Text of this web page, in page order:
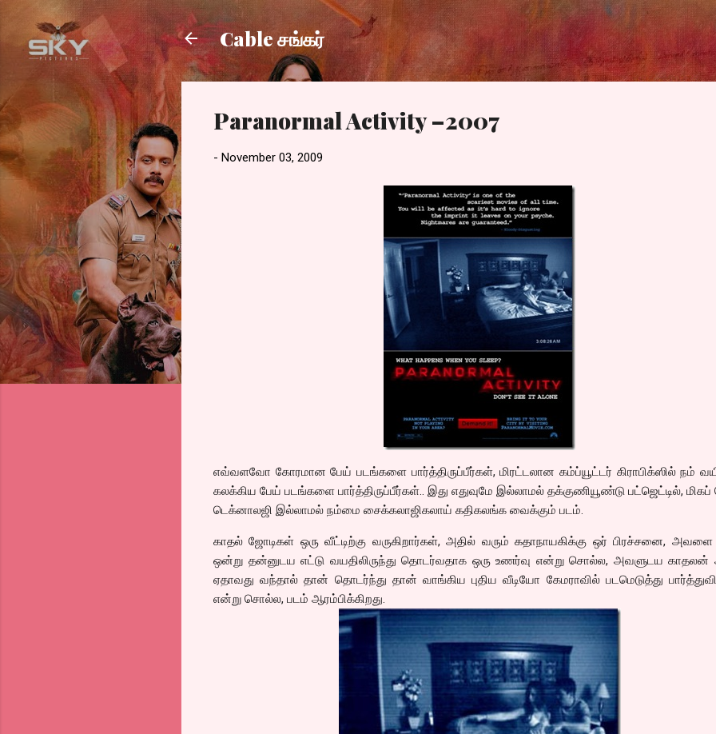
Skip to main content
Cable சங்கர்
Paranormal Activity –2007
- November 03, 2009
எவ்வளவோ கோரமான பேய் படங்களை பார்த்திருப்பீர்கள், மிரட்டலான கம்ப்யூட்டர் கிராபிக்ஸில் நம்
கலக்கிய பேய் படங்களை பார்த்திருப்பீர்கள்.. இது எதுவுமே இல்லாமல் தக்குணியூண்டு பட்ஜெட்டில், மிகப்
டெக்னாலஜி இல்லாமல் நம்மை சைக்கலாஜிகலாய் கதிகலங்க வைக்கும் படம்.
காதல் ஜோடிகள் ஒரு வீட்டிற்கு வருகிறார்கள், அதில் வரும் கதாநாயகிக்கு ஒர் பிரச்சனை,
ஒன்று தன்னுடய எட்டு வயதிலிருந்து தொடர்வதாக ஒரு உணர்வு என்று சொல்ல, அவளுடய காதலன்
ஏதாவது வந்தால் தான் தொடர்ந்து தான் வாங்கிய புதிய வீடியோ கேமராவில் படமெடுத்து
என்று சொல்ல, படம் ஆரம்பிக்கிறது.